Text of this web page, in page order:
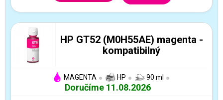
HP GT52 (M0H55AE) magenta -
kompatibilný
MAGENTA HP 90 ml
Doručíme 11.08.2026